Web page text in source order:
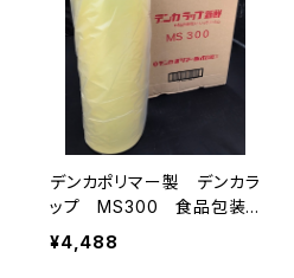
デンカポリマー製 デンカラ
ップ MS300 食品包装
用ストレッチフィルム 1箱2
本入り
¥4,488